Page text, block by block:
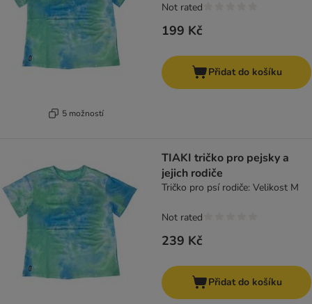
5 možností
199 Kč
Not rated
Přidat do košíku
TIAKI tričko pro pejsky a
jejich rodiče
Tričko pro psí rodiče: Velikost M
239 Kč
Not rated
Přidat do košíku